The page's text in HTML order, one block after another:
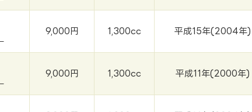
9,000円 1,300cc 平成15年(2004年)
9,000円 1,300cc 平成11年(2000年)